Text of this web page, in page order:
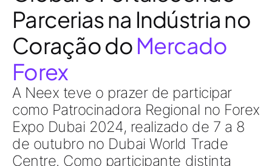
Parcerias na Indústria no
Coração do Mercado
Forex
A Neex teve o prazer de participar
como Patrocinadora Regional no Forex
Expo Dubai 2024, realizado de 7 a 8
de outubro no Dubai World Trade
Centre. Como participante distinta